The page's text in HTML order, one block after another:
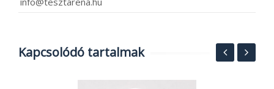
Kapcsolódó tartalmak